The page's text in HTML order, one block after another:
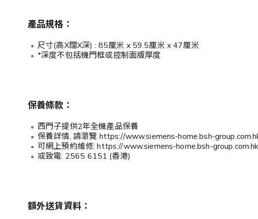
產品規格：
尺寸(高X闊X深) : 85厘米 x 59.5厘米 x 47厘米
*深度不包括機門框或控制面版厚度
保養條款：
西門子提供2年全機產品保養
保養詳情, 請瀏覽 https://www.siemens-home.bsh-
可網上預約維修: https://www.siemens-home.bsh-
或致電: 2565 6151 (香港)
額外送貨資料：